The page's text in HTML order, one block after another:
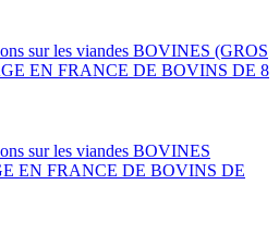
sur les viandes BOVINES (GROS
EN FRANCE DE BOVINS DE 8
sur les viandes BOVINES
EN FRANCE DE BOVINS DE